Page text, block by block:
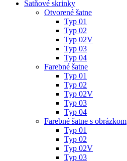
Šatňové skrinky
Otvorené šatne
Typ 01
Typ 02
Typ 02V
Typ 03
Typ 04
Farebné šatne
Typ 01
Typ 02
Typ 02V
Typ 03
Typ 04
Farebné šatne s obrázkom
Typ 01
Typ 02
Typ 02V
Typ 03